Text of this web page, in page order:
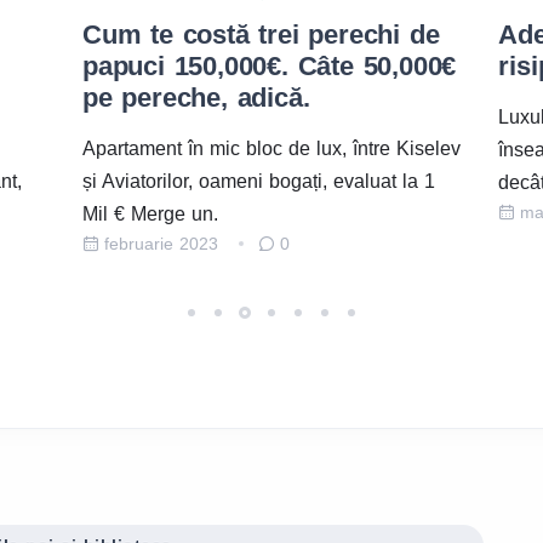
1
Adevăratul lux înseamnă
risipă
Luxul adevărat, prin însăși definiția lui,
înseamnă risipă Adică mai mare, mai mult
decât e necesar pentru a.
martie 2022
noi